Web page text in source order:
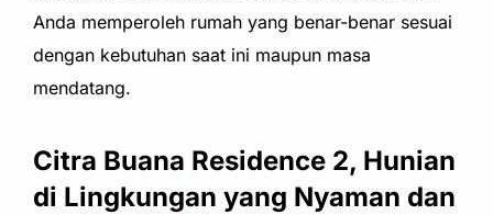
Anda memperoleh rumah yang benar-benar sesuai
dengan kebutuhan saat ini maupun masa
mendatang.
Citra Buana Residence 2, Hunian
di Lingkungan yang Nyaman dan